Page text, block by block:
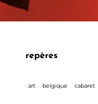
repères
art belgique cabaret